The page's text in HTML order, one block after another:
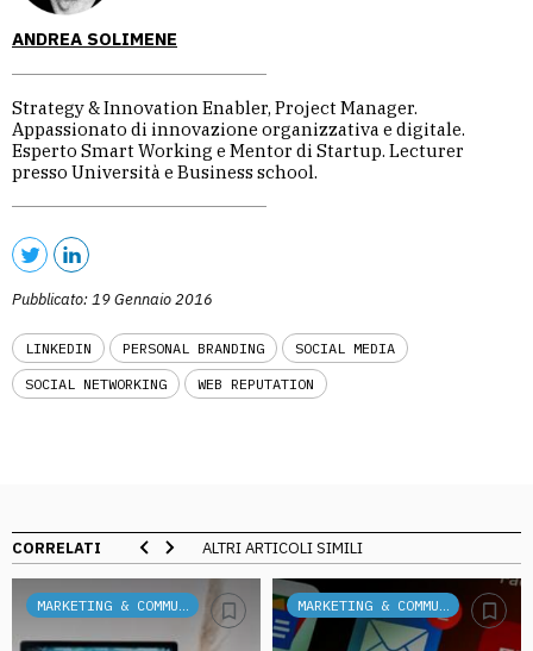
ANDREA SOLIMENE
Strategy & Innovation Enabler, Project Manager.
Appassionato di innovazione organizzativa e digitale.
Esperto Smart Working e Mentor di Startup. Lecturer
presso Università e Business school.
Pubblicato: 19 Gennaio 2016
LINKEDIN PERSONAL BRANDING
SOCIAL MEDIA
SOCIAL NETWORKING
WEB REPUTATION
CORRELATI ALTRI ARTICOLI SIMILI